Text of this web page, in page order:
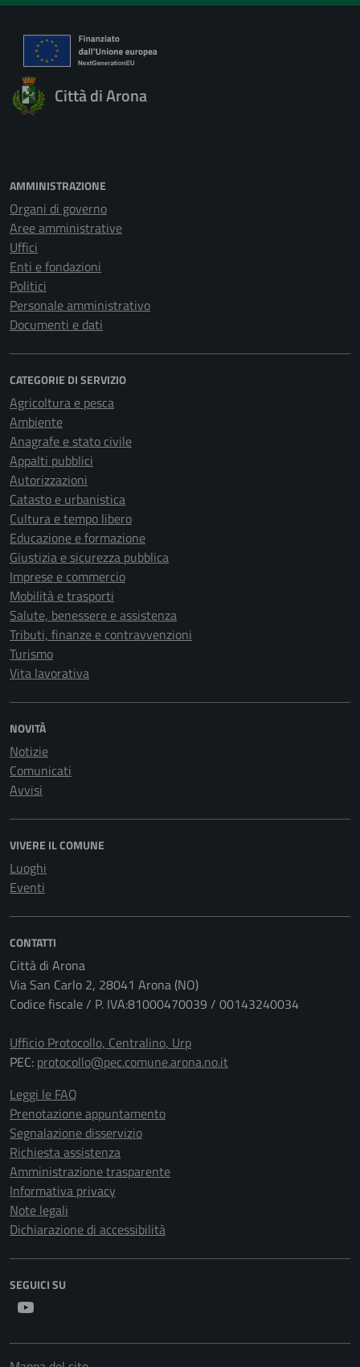
Città di Arona
AMMINISTRAZIONE
Organi di governo
Aree amministrative
Uffici
Enti e fondazioni
Politici
Personale amministrativo
Documenti e dati
CATEGORIE DI SERVIZIO
Agricoltura e pesca
Ambiente
Anagrafe e stato civile
Appalti pubblici
Autorizzazioni
Catasto e urbanistica
Cultura e tempo libero
Educazione e formazione
Giustizia e sicurezza pubblica
Imprese e commercio
Mobilità e trasporti
Salute, benessere e assistenza
Tributi, finanze e contravvenzioni
Turismo
Vita lavorativa
NOVITÀ
Notizie
Comunicati
Avvisi
VIVERE IL COMUNE
Luoghi
Eventi
CONTATTI
Città di Arona
Via San Carlo 2, 28041 Arona (NO)
Codice fiscale / P. IVA:81000470039 / 00143240034
Ufficio Protocollo, Centralino, Urp
PEC: protocollo@pec.comune.arona.no.it
Leggi le FAQ
Prenotazione appuntamento
Segnalazione disservizio
Richiesta assistenza
Amministrazione trasparente
Informativa privacy
Note legali
Dichiarazione di accessibilità
SEGUICI SU